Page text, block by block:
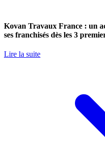
Kovan Travaux France : un
ses franchisés dès les 3
Lire la suite